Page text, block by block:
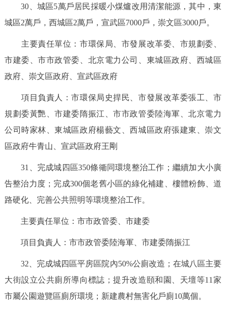
30、城區5萬戶居民採暖小煤爐改用清潔能源，其中，東
城區2萬戶，西城區2萬戶，宣武區7000戶，崇文區3000戶。
主要責任單位：市環保局、市發展改革委、市規劃委、
市建委、市市政管委、北京電力公司、東城區政府、西城區
政府、崇文區政府、宣武區政府
項目負責人：市環保局史捍民、市發展改革委張工、市
規劃委黃艷、市建委隋振江、市市政管委陸海軍、北京電力
公司時家林、東城區政府楊藝文、西城區政府張建東、崇文
區政府牛青山、宣武區政府王剛
31、完成城四區350條衚同環境整治工作；繼續加大小廣
告整治力度；完成300個老舊小區的綠化補建、樓體粉飾、道
路硬化、完善公共照明等環境整治工作。
主要責任單位：市市政管委、市建委
項目負責人：市市政管委陸海軍、市建委隋振江
32、完成城四區平房區院內50%公廁改造；在城八區主要
大街設立公共廁所導向標誌；提升改造頤和園、天壇等11家
市屬公園遊覽區廁所環境；新建農村無害化戶廁10萬個。